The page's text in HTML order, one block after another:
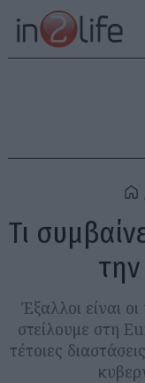
Τι
Έξαλλοι είναι
στείλουμε στη
τέτοιες